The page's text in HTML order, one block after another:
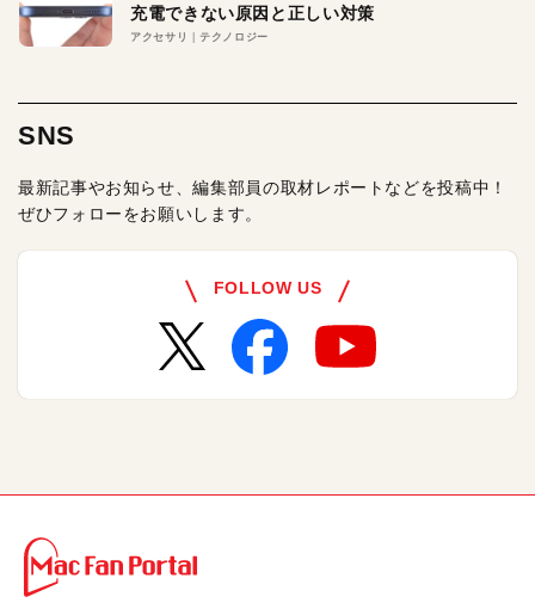
充電できない原因と正しい対策
アクセサリ テクノロジー
SNS
最新記事やお知らせ、編集部員の取材レポートなどを投稿中！
ぜひフォローをお願いします。
FOLLOW US